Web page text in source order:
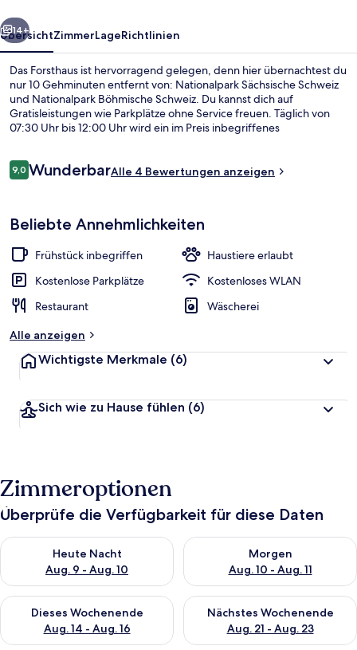
Weiter
14+
ÜbersichtZimmerLageRichtlinien
Das Forsthaus ist hervorragend gelegen, denn hier übernachtest du
nur 10 Gehminuten entfernt von: Nationalpark Sächsische Schweiz
und Nationalpark Böhmische Schweiz. Du kannst dich auf
Gratisleistungen wie Parkplätze ohne Service freuen. Täglich von
07:30 Uhr bis 12:00 Uhr wird ein im Preis inbegriffenes
Bewertungen
9,09,0 von 10.
WunderbarAlle 4 Bewertungen anzeigen
Beliebte Annehmlichkeiten
Frühstück inbegriffen
Haustiere erlaubt
Kostenlose Parkplätze
Kostenloses WLAN
Restaurant
Wäscherei
Alle anzeigen
Wichtigste Merkmale (6)
Sich wie zu Hause fühlen (6)
Zimmeroptionen
Überprüfe die Verfügbarkeit für diese Daten
Heute Nacht
Aug. 9 - Aug. 10
Überprüfe die Verfügbarkeit für heute Nacht, Aug. 9 - Aug.
Morgen
Aug. 10 - Aug. 11
Überprüfe die Verfügbarkeit
Dieses Wochenende
Aug. 14 - Aug. 16
Überprüfe die Verfügbarkeit für dieses Wochenende, Aug. 14
Nächstes Wochenende
Aug. 21 - Aug. 23
Überprüfe die Verfügbarkeit